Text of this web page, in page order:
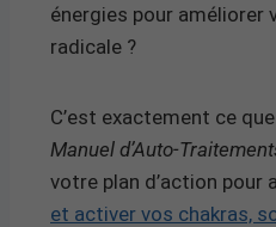
énergies pour améliorer
radicale ?
C’est exactement ce
Manuel d’Auto-
votre plan d’action pour
et activer vos chakras,